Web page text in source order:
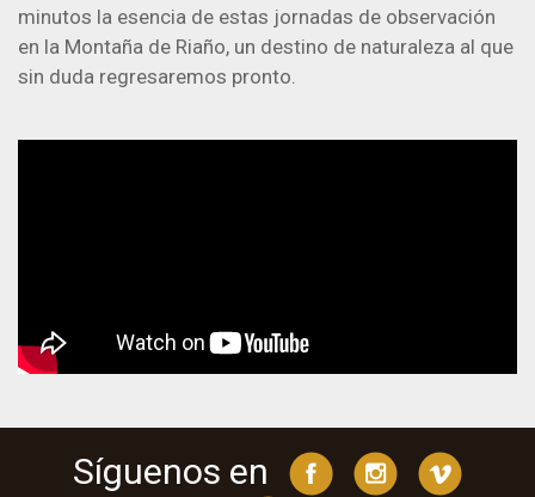
minutos la esencia de estas jornadas de observación
en la Montaña de Riaño, un destino de naturaleza al que
sin duda regresaremos pronto.
Síguenos en